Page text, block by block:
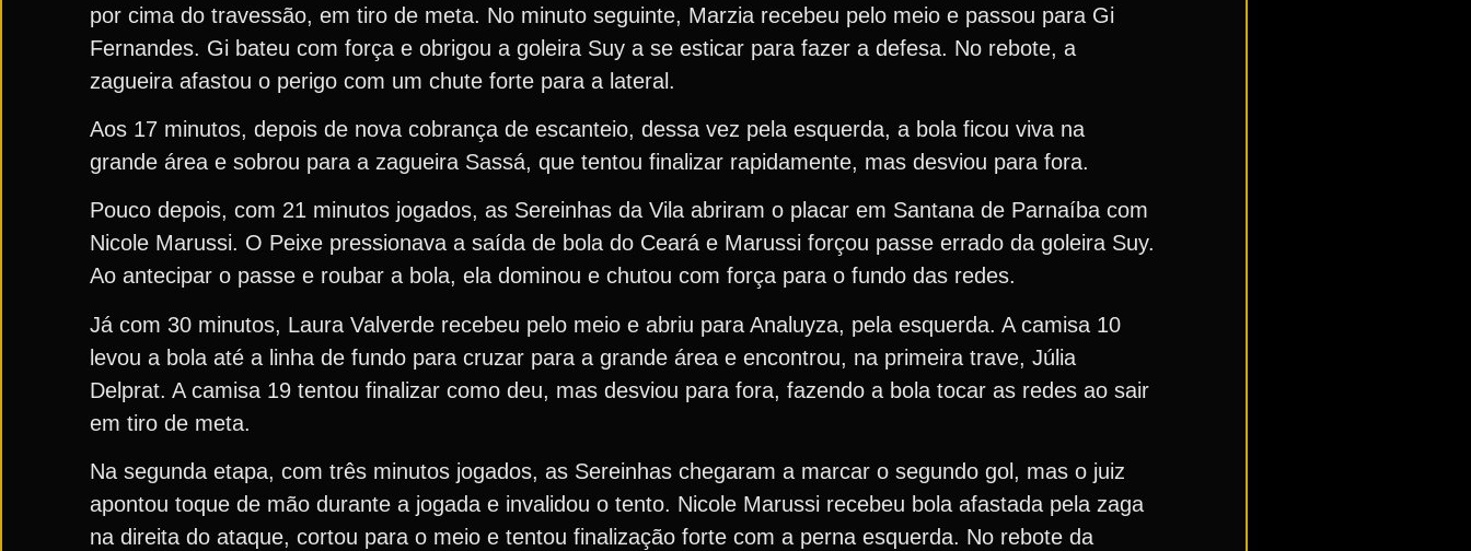
por cima do travessão, em tiro de meta. No minuto seguinte, Marzia recebeu pelo meio e passou para Gi
Fernandes. Gi bateu com força e obrigou a goleira Suy a se esticar para fazer a defesa. No rebote, a
zagueira afastou o perigo com um chute forte para a lateral.
Aos 17 minutos, depois de nova cobrança de escanteio, dessa vez pela esquerda, a bola ficou viva na
grande área e sobrou para a zagueira Sassá, que tentou finalizar rapidamente, mas desviou para fora.
Pouco depois, com 21 minutos jogados, as Sereinhas da Vila abriram o placar em Santana de Parnaíba com
Nicole Marussi. O Peixe pressionava a saída de bola do Ceará e Marussi forçou passe errado da goleira Suy.
Ao antecipar o passe e roubar a bola, ela dominou e chutou com força para o fundo das redes.
Já com 30 minutos, Laura Valverde recebeu pelo meio e abriu para Analuyza, pela esquerda. A camisa 10
levou a bola até a linha de fundo para cruzar para a grande área e encontrou, na primeira trave, Júlia
Delprat. A camisa 19 tentou finalizar como deu, mas desviou para fora, fazendo a bola tocar as redes ao sair
em tiro de meta.
Na segunda etapa, com três minutos jogados, as Sereinhas chegaram a marcar o segundo gol, mas o juiz
apontou toque de mão durante a jogada e invalidou o tento. Nicole Marussi recebeu bola afastada pela zaga
na direita do ataque, cortou para o meio e tentou finalização forte com a perna esquerda. No rebote da